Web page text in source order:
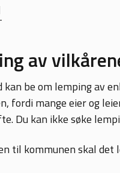
av
be om lemping av
fordi mange eier og
Du kan ikke søke
til kommunen skal